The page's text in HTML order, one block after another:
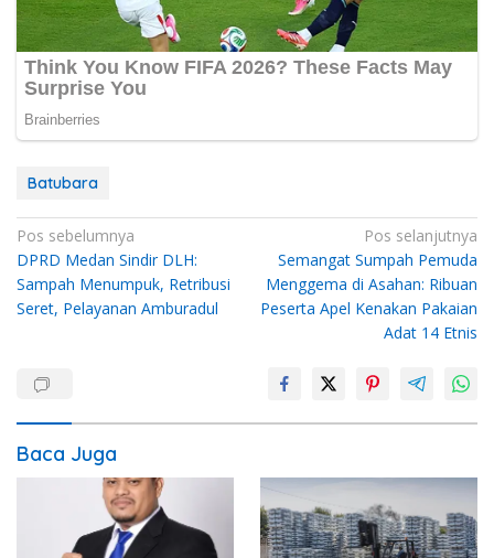
Batubara
Navigasi
pos
Pos sebelumnya
DPRD Medan Sindir DLH:
Sampah Menumpuk, Retribusi
Seret, Pelayanan Amburadul
Pos selanjutnya
Semangat Sumpah Pemuda
Menggema di Asahan: Ribuan
Peserta Apel Kenakan Pakaian
Adat 14 Etnis
Baca Juga